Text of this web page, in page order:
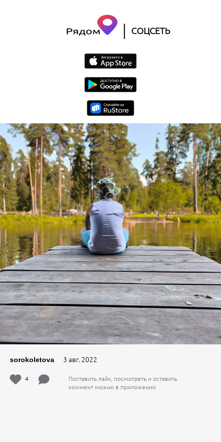
| СОЦСЕТЬ
sorokoletova 3 авг. 2022
4
Поставить лайк, посмотреть и оставить
коммент можно в приложении